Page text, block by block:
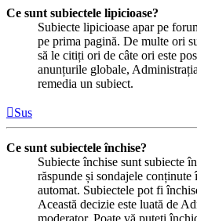
Ce sunt subiectele lipicioase?
Subiecte lipicioase apar pe
pe prima pagină. De multe ori
să le citiți ori de câte ori este
anunțurile globale,
remedia un subiect.
Sus
Ce sunt subiectele închise?
Subiecte închise sunt subiecte
răspunde și sondajele conținute
automat. Subiectele pot fi
Această decizie este luată de
moderator. Poate vă puteți